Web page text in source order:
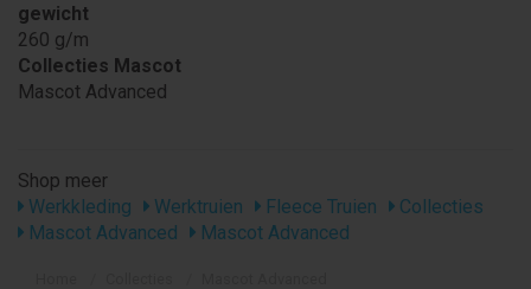
gewicht
260 g/m
Collecties Mascot
Mascot Advanced
Shop meer
Werkkleding
Werktruien Fleece Truien
Collecties
Mascot Advanced
Mascot Advanced